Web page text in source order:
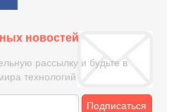
новостей
рассылку и будьте в
технологий
Подписаться